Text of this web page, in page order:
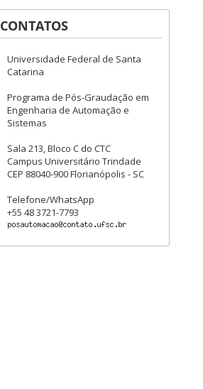
CONTATOS
Universidade Federal de Santa
Catarina
Programa de Pós-Graudação em
Engenharia de Automação e
Sistemas
Sala 213, Bloco C do CTC
Campus Universitário Trindade
CEP 88040-900 Florianópolis - SC
Telefone/WhatsApp
+55 48 3721-7793